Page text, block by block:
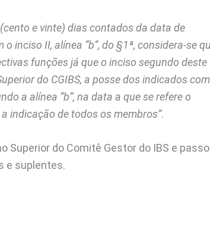
e vinte) dias contados da data de
inciso II, alínea “b”, do §1ª, considera-se
funções já que o inciso segundo deste
do CGIBS, a posse dos indicados
a alínea “b”, na data a que se refere o
indicação de todos os membros”.
Superior do Comitê Gestor do IBS e
e suplentes.